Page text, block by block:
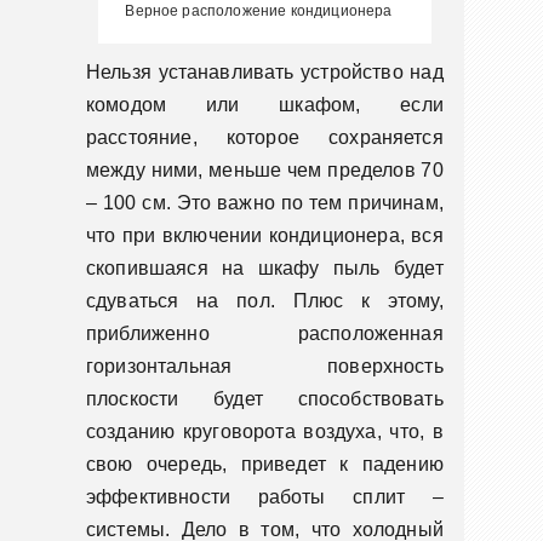
Верное расположение кондиционера
Нельзя устанавливать устройство над
комодом или шкафом, если
расстояние, которое сохраняется
между ними, меньше чем пределов 70
– 100 см. Это важно по тем причинам,
что при включении кондиционера, вся
скопившаяся на шкафу пыль будет
сдуваться на пол. Плюс к этому,
приближенно расположенная
горизонтальная поверхность
плоскости будет способствовать
созданию круговорота воздуха, что, в
свою очередь, приведет к падению
эффективности работы сплит –
системы. Дело в том, что холодный